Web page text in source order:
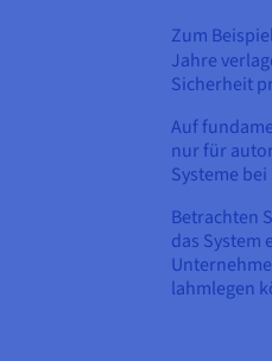
Zum
Jahre
Sicherheit
Auf
nur für
Systeme
Betrachten
das
lahmlegen